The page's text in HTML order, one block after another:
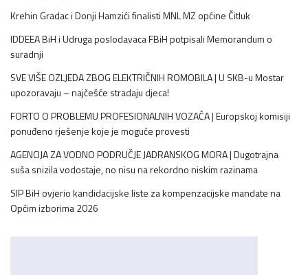
Krehin Gradac i Donji Hamzići finalisti MNL MZ općine Čitluk
IDDEEA BiH i Udruga poslodavaca FBiH potpisali Memorandum o
suradnji
SVE VIŠE OZLJEDA ZBOG ELEKTRIČNIH ROMOBILA | U SKB-u Mostar
upozoravaju – najčešće stradaju djeca!
FORTO O PROBLEMU PROFESIONALNIH VOZAČA | Europskoj komisiji
ponuđeno rješenje koje je moguće provesti
AGENCIJA ZA VODNO PODRUČJE JADRANSKOG MORA | Dugotrajna
suša snizila vodostaje, no nisu na rekordno niskim razinama
SIP BiH ovjerio kandidacijske liste za kompenzacijske mandate na
Općim izborima 2026